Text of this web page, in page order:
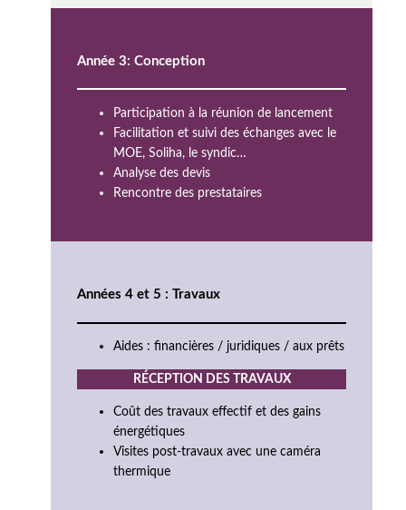
Année 3: Conception
Participation à la réunion de lancement
Facilitation et suivi des échanges avec le
MOE, Soliha, le syndic…
Analyse des devis
Rencontre des prestataires
Années 4 et 5 : Travaux
Aides : financières / juridiques / aux prêts
RÉCEPTION DES TRAVAUX
Coût des travaux effectif et des gains
énergétiques
Visites post-travaux avec une caméra
thermique